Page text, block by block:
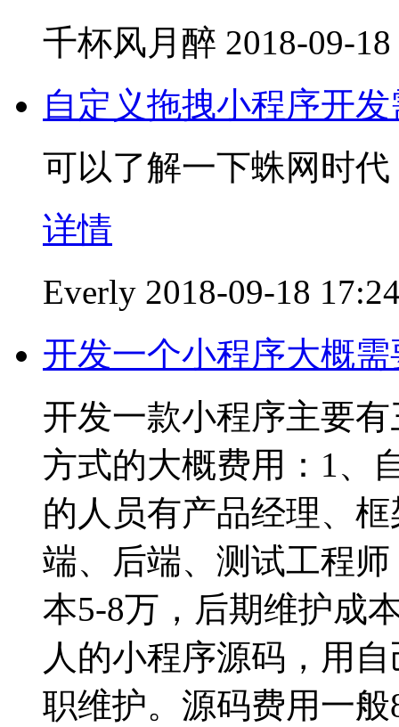
千杯风月醉 2018-09-
自定义拖拽小程序开
可以了解一下蛛网时
详情
Everly 2018-09-18
开发一个小程序大概
开发一款小程序主要
方式的大概费用：1、
的人员有产品经理、
端、后端、测试工程
本5-8万，后期维护成
人的小程序源码，用
职维护。源码费用一